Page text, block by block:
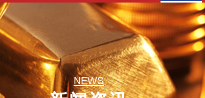
NEWS